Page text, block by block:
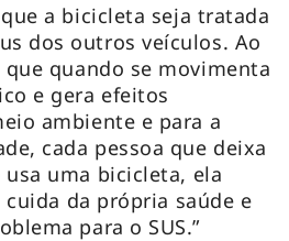
a bicicleta seja tratada
dos outros veículos. Ao
quando se movimenta
e gera efeitos
ambiente e para a
cada pessoa que deixa
uma bicicleta, ela
da própria saúde e
para o SUS.”